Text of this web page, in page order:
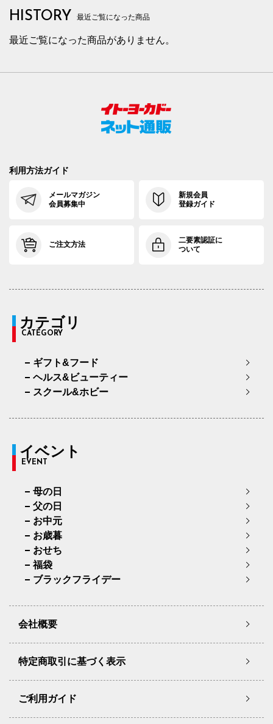
HISTORY 最近ご覧になった商品
最近ご覧になった商品がありません。
利用方法ガイド
メールマガジン
会員募集中
新規会員
登録ガイド
ご注文方法
二要素認証に
ついて
カテゴリ
CATEGORY
ギフト&フード
ヘルス&ビューティー
スクール&ホビー
イベント
EVENT
母の日
父の日
お中元
お歳暮
おせち
福袋
ブラックフライデー
会社概要
特定商取引に基づく表示
ご利用ガイド